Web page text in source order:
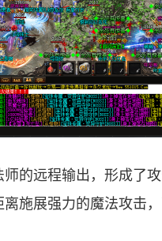
的远程输出，形成了
施展强力的魔法攻击